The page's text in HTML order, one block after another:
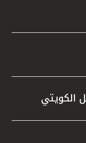
الكويتي